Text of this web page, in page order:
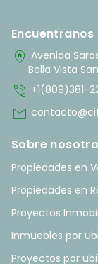
home_pin Avenida
Bella Vista
phone_in_talk +1(809)381-
mail
Sobre
Propiedades en
Propiedades en
Proyectos
Inmuebles por
Proyectos por